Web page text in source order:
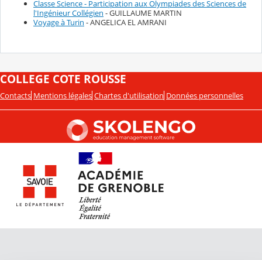
Classe Science - Participation aux Olympiades des Sciences de
l'Ingénieur Collégien - GUILLAUME MARTIN
Voyage à Turin - ANGELICA EL AMRANI
COLLEGE COTE ROUSSE
Contacts Mentions légales Chartes d'utilisation Données personnelles